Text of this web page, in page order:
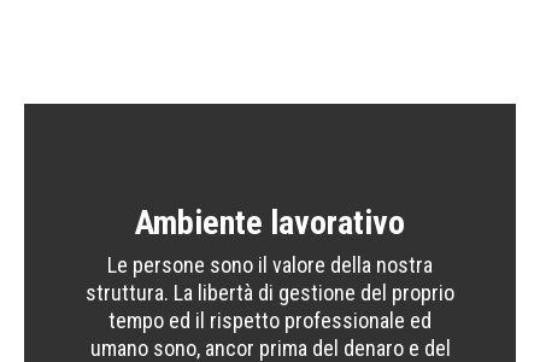
Ambiente lavorativo
Le persone sono il valore della nostra
struttura. La libertà di gestione del proprio
tempo ed il rispetto professionale ed
umano sono, ancor prima del denaro e del